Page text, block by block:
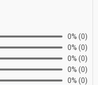
0% (0)
0% (0)
0% (0)
0% (0)
0% (0)